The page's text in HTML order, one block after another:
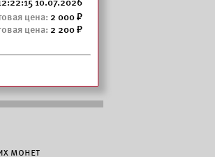
10.07.2026
2 000
2 200
монет